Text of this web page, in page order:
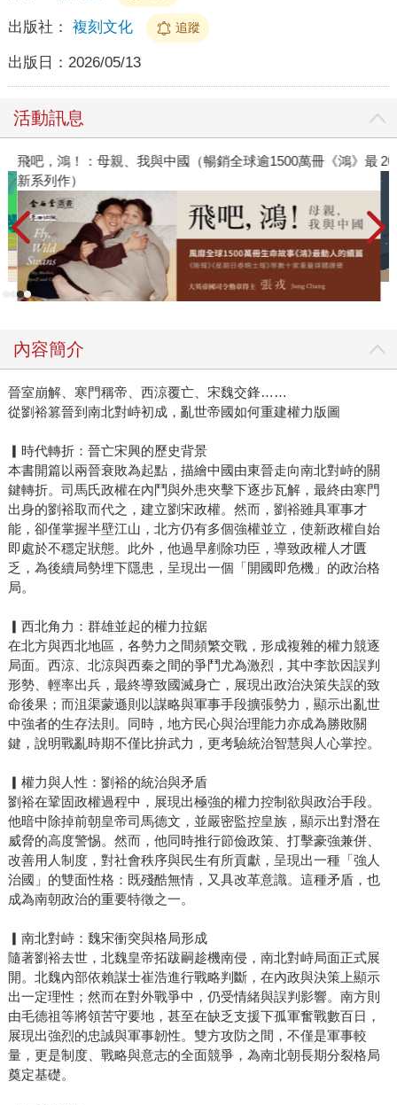
出版社： 複刻文化 追蹤
出版日： 2026/05/13
活動訊息
飛吧，鴻！：母親、我與中國（暢銷全球逾1500萬冊《鴻》最
新系列作）
內容簡介
晉室崩解、寒門稱帝、西涼覆亡、宋魏交鋒……
從劉裕篡晉到南北對峙初成，亂世帝國如何重建權力版圖
▎時代轉折：晉亡宋興的歷史背景
本書開篇以兩晉衰敗為起點，描繪中國由東晉走向南北對峙的關
鍵轉折。司馬氏政權在內鬥與外患夾擊下逐步瓦解，最終由寒門
出身的劉裕取而代之，建立劉宋政權。然而，劉裕雖具軍事才
能，卻僅掌握半壁江山，北方仍有多個強權並立，使新政權自始
即處於不穩定狀態。此外，他過早剷除功臣，導致政權人才匱
乏，為後續局勢埋下隱患，呈現出一個「開國即危機」的政治格
局。
▎西北角力：群雄並起的權力拉鋸
在北方與西北地區，各勢力之間頻繁交戰，形成複雜的權力競逐
局面。西涼、北涼與西秦之間的爭鬥尤為激烈，其中李歆因誤判
形勢、輕率出兵，最終導致國滅身亡，展現出政治決策失誤的致
命後果；而沮渠蒙遜則以謀略與軍事手段擴張勢力，顯示出亂世
中強者的生存法則。同時，地方民心與治理能力亦成為勝敗關
鍵，說明戰亂時期不僅比拚武力，更考驗統治智慧與人心掌控。
▎權力與人性：劉裕的統治與矛盾
劉裕在鞏固政權過程中，展現出極強的權力控制欲與政治手段。
他暗中除掉前朝皇帝司馬德文，並嚴密監控皇族，顯示出對潛在
威脅的高度警惕。然而，他同時推行節儉政策、打擊豪強兼併、
改善用人制度，對社會秩序與民生有所貢獻，呈現出一種「強人
治國」的雙面性格：既殘酷無情，又具改革意識。這種矛盾，也
成為南朝政治的重要特徵之一。
▎南北對峙：魏宋衝突與格局形成
隨著劉裕去世，北魏皇帝拓跋嗣趁機南侵，南北對峙局面正式展
開。北魏內部依賴謀士崔浩進行戰略判斷，在內政與決策上顯示
出一定理性；然而在對外戰爭中，仍受情緒與誤判影響。南方則
由毛德祖等將領苦守要地，甚至在缺乏支援下孤軍奮戰數百日，
展現出強烈的忠誠與軍事韌性。雙方攻防之間，不僅是軍事較
量，更是制度、戰略與意志的全面競爭，為南北朝長期分裂格局
奠定基礎。